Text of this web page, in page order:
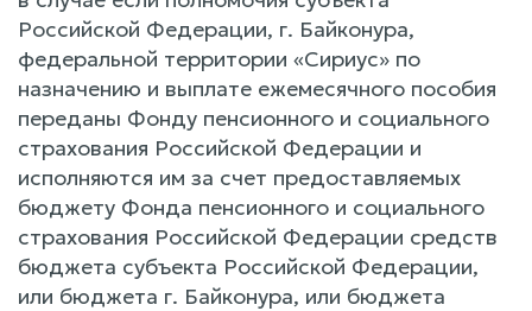
Российской Федерации, г. Байконура,
федеральной территории «Сириус» по
назначению и выплате ежемесячного пособия
переданы Фонду пенсионного и социального
страхования Российской Федерации и
исполняются им за счет предоставляемых
бюджету Фонда пенсионного и социального
страхования Российской Федерации средств
бюджета субъекта Российской Федерации,
или бюджета г. Байконура, или бюджета